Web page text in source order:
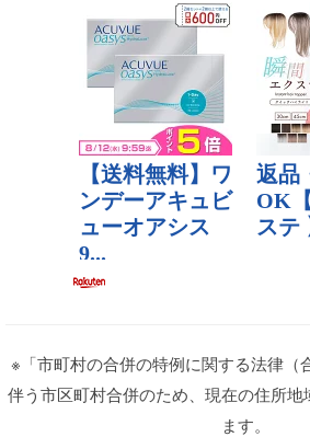
※「市町村の合併の特例に関する法律（
伴う市区町村合併のため、現在の住所地
ます。